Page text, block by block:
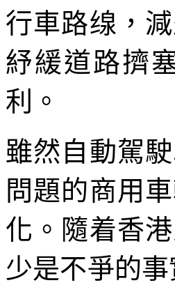
行車路缐，
紓緩道路擠
利。
雖然自動駕
問題的商用
化。隨着香
少是不爭的